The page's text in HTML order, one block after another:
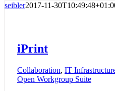
seibler2017-11-
iPrint
Collaboration, IT
Open Workgroup Suite